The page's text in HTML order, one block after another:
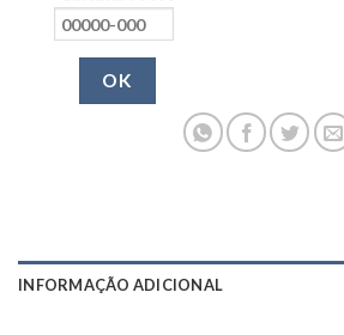
OK
INFORMAÇÃO ADICIONAL